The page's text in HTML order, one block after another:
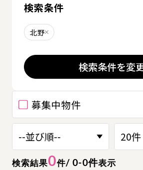
検索結果0件/ 0-0件表示
募集中物件
検索条件
北野削除する
検索条件を変